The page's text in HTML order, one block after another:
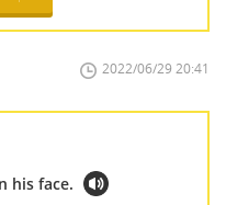
2022/06/29 20:41
his face.